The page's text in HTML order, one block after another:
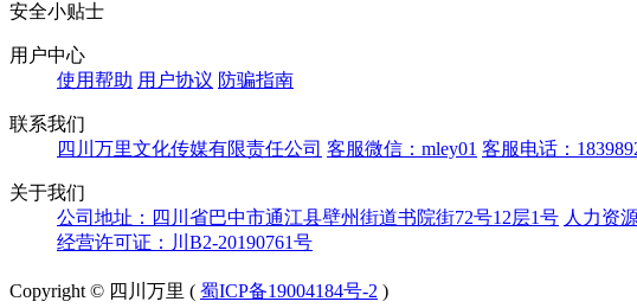
安全小贴士
用户中心
使用帮助 用户协议 防骗指南
联系我们
四川万里文化传媒有限责任公司 客服微信：mley01 客服电话：
关于我们
公司地址：四川省巴中市通江县壁州街道书院街72号12层1号 人力资
经营许可证：川B2-20190761号
Copyright © 四川万里 ( 蜀ICP备19004184号-2 )